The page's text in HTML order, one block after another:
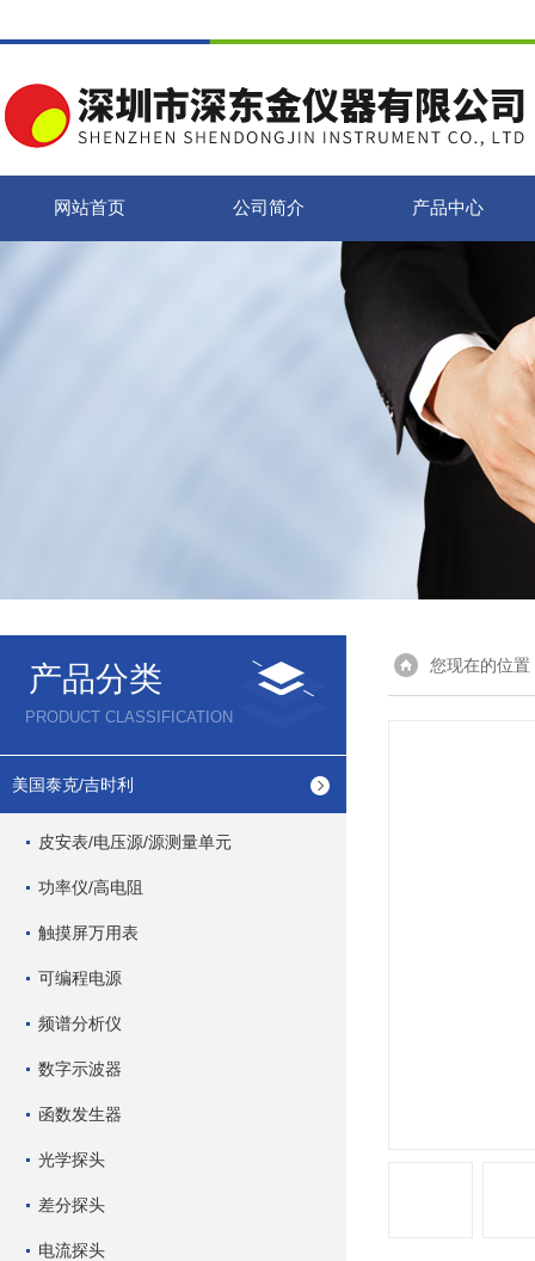
网站首页 公司简介 产品中心
产品分类
PRODUCT CLASSIFICATION
美国泰克/吉时利
皮安表/电压源/源测量单元
功率仪/高电阻
触摸屏万用表
可编程电源
频谱分析仪
数字示波器
函数发生器
光学探头
差分探头
电流探头
您现在的位置